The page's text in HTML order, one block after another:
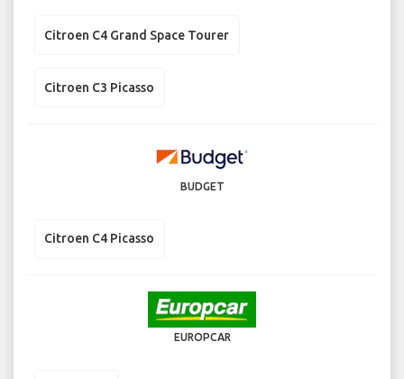
Citroen C4 Grand Space Tourer
Citroen C3 Picasso
BUDGET
Citroen C4 Picasso
EUROPCAR